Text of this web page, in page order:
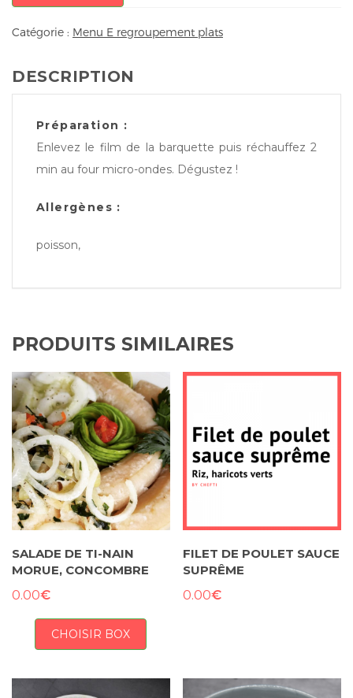
Catégorie : Menu E regroupement plats
DESCRIPTION
Préparation :
Enlevez le film de la barquette puis réchauffez 2
min au four micro-ondes. Dégustez !
Allergènes :
poisson,
PRODUITS SIMILAIRES
SALADE DE TI-NAIN
MORUE, CONCOMBRE
0.00€
CHOISIR BOX
FILET DE POULET SAUCE
SUPRÊME
0.00€